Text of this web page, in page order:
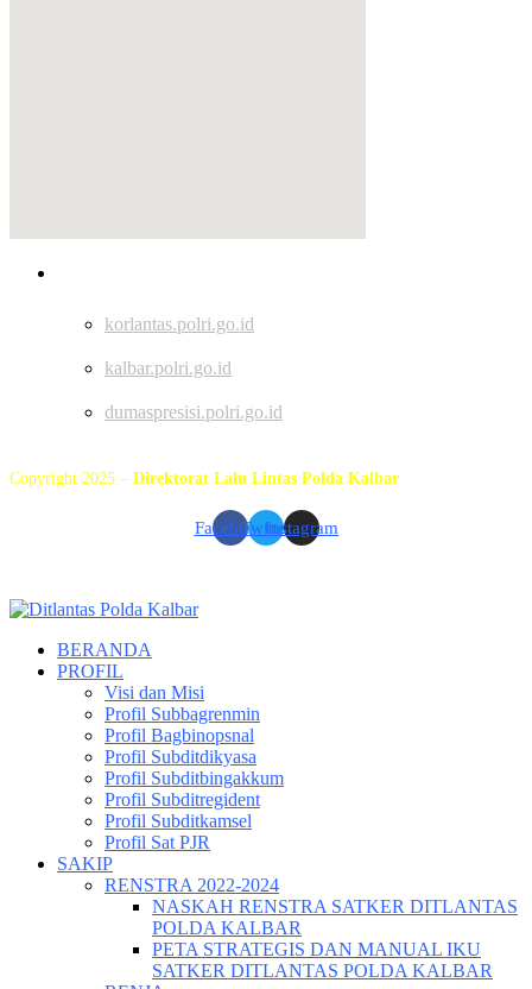
korlantas.polri.go.id
kalbar.polri.go.id
dumaspresisi.polri.go.id
Copyright 2025 – Direktorat Lalu Lintas Polda Kalbar
FacebookTwitterInstagram
BERANDA
PROFIL
Visi dan Misi
Profil Subbagrenmin
Profil Bagbinopsnal
Profil Subditdikyasa
Profil Subditbingakkum
Profil Subditregident
Profil Subditkamsel
Profil Sat PJR
SAKIP
RENSTRA 2022-2024
NASKAH RENSTRA SATKER DITLANTAS
POLDA KALBAR
PETA STRATEGIS DAN MANUAL IKU
SATKER DITLANTAS POLDA KALBAR